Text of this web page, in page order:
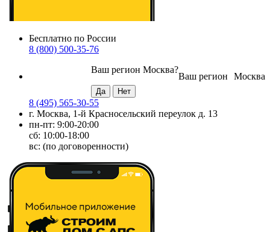
Бесплатно по России
8 (800) 500-35-76
Москва
Ваш регион
Ваш регион Москва?
8 (495) 565-30-55
г. Москва, 1-й Красносельский переулок д. 13
пн-пт: 9:00-20:00
сб: 10:00-18:00
вс: (по договоренности)